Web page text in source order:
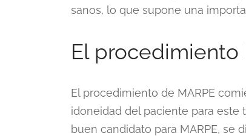
sanos, lo que supone una
El procedimiento
El procedimiento de MARPE
idoneidad del paciente para este
buen candidato para MARPE, se